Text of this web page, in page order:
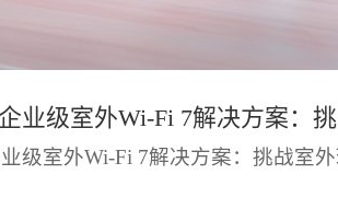
级室外Wi-Fi 7解决方案：挑战室